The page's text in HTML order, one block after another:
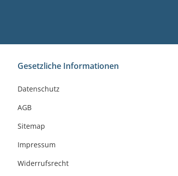
Gesetzliche Informationen
Datenschutz
AGB
Sitemap
Impressum
Widerrufsrecht